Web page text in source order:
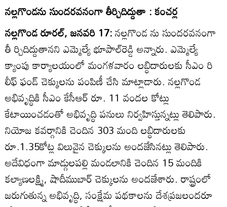
నల్లగొండను సుందరవనంగా తీర్చిదిద్దుతా : కంచర్ల
నల్లగొండ రూరల్‌, జనవరి 17:నల్లగొండ ను సుందరవనంగా
తీ ర్చిదిద్దుతానని ఎమ్మెల్యే భూపాల్‌రెడ్డి అన్నారు. ఎమ్మెల్యే
క్యాంపు కార్యాలయంలో మంగళవారం లబ్ధిదారులకు సీఎం రి
లీఫ్‌ ఫండ్‌ చెక్కులను పంపిణీ చేసి మాట్లాడారు. నల్లగొండ
అభివృద్ధికి సీఎం కేసీఆర్‌ రూ. 11 వందల కోట్లు
కేటాయించడంతో అభివృద్ధి పనులు నిర్వహిస్తున్నట్లు తెలిపారు.
నియోజ కవర్గానికి చెందిన 303 మంది లబ్ధిదారులకు
రూ.1.35కోట్ల విలువైన చెక్కులను అందజేసినట్లు తెలిపారు.
అదేవిధంగా మాడ్గులపల్లి మండలానికి చెందిన 15 మందికి
కల్యాణలక్ష్మి, షాదీముబార్‌ చెక్కులను అందజేశారు. రాష్ట్రంలో
జరుగుతున్న అభివృద్ధి, సంక్షేమ పథకాలను దేశప్రజలందరూ